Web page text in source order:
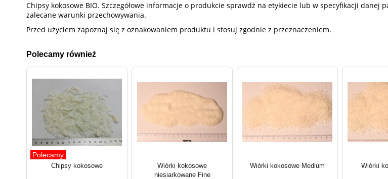
Chipsy kokosowe BIO. Szczegółowe informacje o produkcie sprawdź na etykiecie lub w specyfikacji danej
zalecane warunki przechowywania.
Przed użyciem zapoznaj się z oznakowaniem produktu i stosuj zgodnie z przeznaczeniem.
Polecamy również
Polecamy
Chipsy kokosowe
Wiórki kokosowe
niesiarkowane Fine
Wiórki kokosowe Medium Wiórki